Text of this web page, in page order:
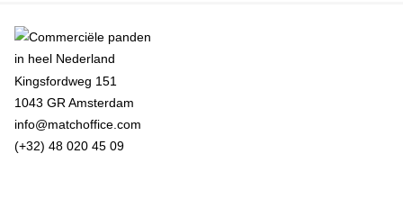
Kingsfordweg 151
1043 GR Amsterdam
info@matchoffice.com
(+32) 48 020 45 09